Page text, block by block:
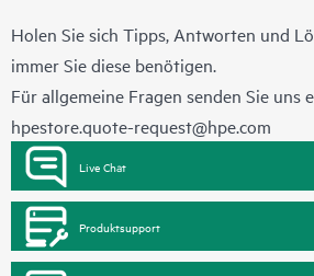
Holen Sie sich Tipps, Antworten und
immer Sie diese benötigen.
Für allgemeine Fragen senden Sie uns
hpestore.quote-request@hpe.com
Live Chat
Produktsupport